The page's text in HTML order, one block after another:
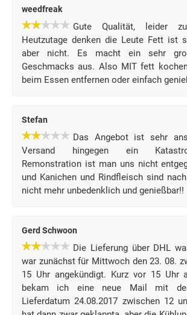
weedfreak
Gute Qualität, leider
Heutzutage denken die Leute Fett ist
aber nicht. Es macht ein sehr
Geschmacks aus. Also MIT fett
beim Essen entfernen oder einfach
Stefan
Das Angebot ist sehr
Versand hingegen ein
Remonstration ist man uns nicht
und Kanichen und Rindfleisch sind
nicht mehr unbedenklich und genießbar!!
Gerd Schwoon
Die Lieferung über DHL
war zunächst für Mittwoch den 23. 08.
15 Uhr angekündigt. Kurz vor 15 Uhr
bekam ich eine neue Mail mit
Lieferdatum 24.08.2017 zwischen 12